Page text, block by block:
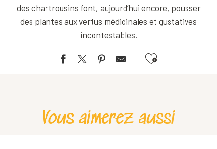
des chartrousins font, aujourd’hui encore, pousser
des plantes aux vertus médicinales et gustatives
incontestables.
Ajouter aux favoris
Les Paniers de la Dernière Pluie
Vous aimerez aussi